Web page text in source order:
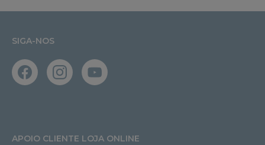
SIGA-NOS
APOIO CLIENTE LOJA ONLINE